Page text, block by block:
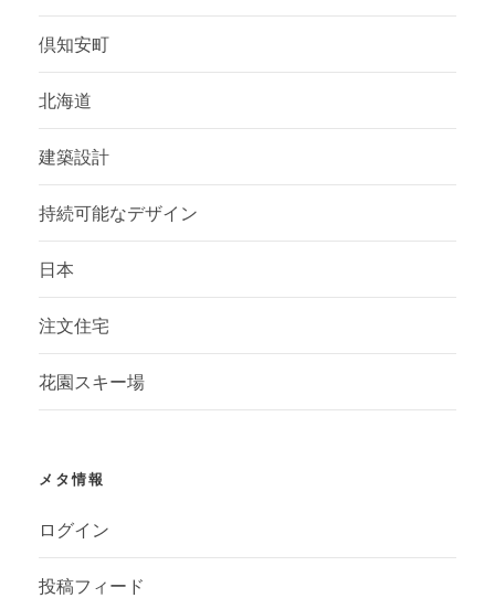
倶知安町
北海道
建築設計
持続可能なデザイン
日本
注文住宅
花園スキー場
メタ情報
ログイン
投稿フィード